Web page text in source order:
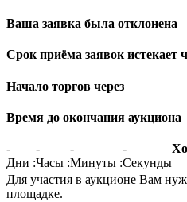
Ваша заявка была отклонена
Срок приёма заявок истекает
Начало торгов через
Время до окончания аукциона
-
Дни :
-
Часы :
-
Минуты :
-
Секунды
Для участия в аукционе Вам
площадке.